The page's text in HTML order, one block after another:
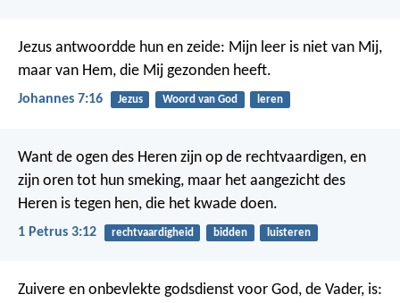
Jezus antwoordde hun en zeide: Mijn leer is niet van Mij,
maar van Hem, die Mij gezonden heeft.
Johannes 7:16 Jezus Woord van God leren
Want de ogen des Heren zijn op de rechtvaardigen, en
zijn oren tot hun smeking, maar het aangezicht des
Heren is tegen hen, die het kwade doen.
1 Petrus 3:12 rechtvaardigheid bidden luisteren
Zuivere en onbevlekte godsdienst voor God, de Vader, is: